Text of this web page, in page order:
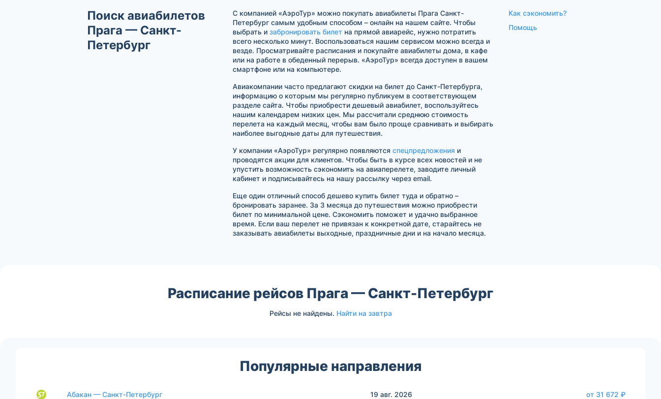
Поиск авиабилетов
Прага — Санкт-
Петербург
С компанией «АэроТур» можно покупать авиабилеты Прага Санкт-
Петербург самым удобным способом – онлайн на нашем сайте. Чтобы
выбрать и забронировать билет на прямой авиарейс, нужно потратить
всего несколько минут. Воспользоваться нашим сервисом можно всегда и
везде. Просматривайте расписания и покупайте авиабилеты дома, в кафе
или на работе в обеденный перерыв. «АэроТур» всегда доступен в вашем
смартфоне или на компьютере.
Авиакомпании часто предлагают скидки на билет до Санкт-Петербурга,
информацию о которым мы регулярно публикуем в соответствующем
разделе сайта. Чтобы приобрести дешевый авиабилет, воспользуйтесь
нашим календарем низких цен. Мы рассчитали среднюю стоимость
перелета на каждый месяц, чтобы вам было проще сравнивать и выбирать
наиболее выгодные даты для путешествия.
У компании «АэроТур» регулярно появляются спецпредложения и
проводятся акции для клиентов. Чтобы быть в курсе всех новостей и не
упустить возможность сэкономить на авиаперелете, заводите личный
кабинет и подписывайтесь на нашу рассылку через email.
Еще один отличный способ дешево купить билет туда и обратно –
бронировать заранее. За 3 месяца до путешествия можно приобрести
билет по минимальной цене. Сэкономить поможет и удачно выбранное
время. Если ваш перелет не привязан к конкретной дате, старайтесь не
заказывать авиабилеты выходные, праздничные дни и на начало месяца.
Как сэкономить?
Помощь
Расписание рейсов Прага — Санкт-Петербург
Рейсы не найдены. Найти на завтра
Популярные направления
Абакан — Санкт-Петербург 19 авг. 2026 от 31 672 ₽